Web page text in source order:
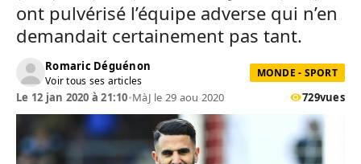
ont pulvérisé l’équipe adverse qui n’en
demandait certainement pas tant.
Romaric Déguénon
Voir tous ses articles
MONDE - SPORT
Le 12 jan 2020 à 21:10•MàJ le 29 aou 2020 729vues